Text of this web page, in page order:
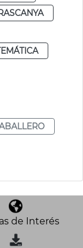
de Interés